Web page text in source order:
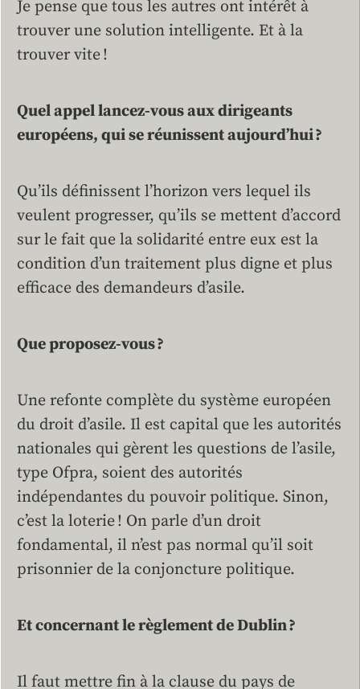
Je pense que tous les autres ont intérêt à
trouver une solution intelligente. Et à la
trouver vite !
Quel appel lancez-vous aux dirigeants
européens, qui se réunissent aujourd’hui ?
Qu’ils définissent l’horizon vers lequel ils
veulent progresser, qu’ils se mettent d’accord
sur le fait que la solidarité entre eux est la
condition d’un traitement plus digne et plus
efficace des demandeurs d’asile.
Que proposez-vous ?
Une refonte complète du système européen
du droit d’asile. Il est capital que les autorités
nationales qui gèrent les questions de l’asile,
type Ofpra, soient des autorités
indépendantes du pouvoir politique. Sinon,
c’est la loterie ! On parle d’un droit
fondamental, il n’est pas normal qu’il soit
prisonnier de la conjoncture politique.
Et concernant le règlement de Dublin ?
Il faut mettre fin à la clause du pays de